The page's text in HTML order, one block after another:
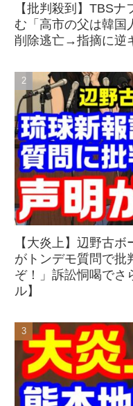
【批判殺到】TBS
む「高市の父は韓国
削除逃亡→指摘に逆
【大炎上】辺野古
がトンデモ質問で
ぞ！」訴訟恫喝でさ
ル】